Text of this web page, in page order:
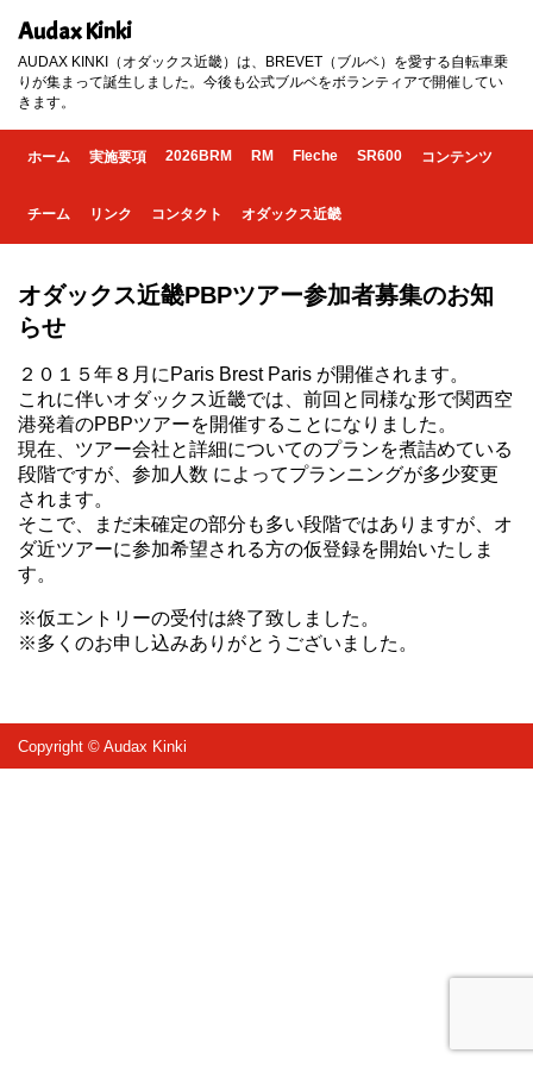
Audax Kinki
AUDAX KINKI（オダックス近畿）は、BREVET（ブルベ）を愛する自転車乗
りが集まって誕生しました。今後も公式ブルベをボランティアで開催してい
きます。
ホーム 実施要項 2026BRM RM Fleche SR600 コンテンツ
チーム リンク コンタクト オダックス近畿
オダックス近畿PBPツアー参加者募集のお知
らせ
２０１５年８月にParis Brest Paris が開催されます。
これに伴いオダックス近畿では、前回と同様な形で関西空
港発着のPBPツアーを開催することになりました。
現在、ツアー会社と詳細についてのプランを煮詰めている
段階ですが、参加人数 によってプランニングが多少変更
されます。
そこで、まだ未確定の部分も多い段階ではありますが、オ
ダ近ツアーに参加希望される方の仮登録を開始いたしま
す。
※仮エントリーの受付は終了致しました。
※多くのお申し込みありがとうございました。
Copyright © Audax Kinki